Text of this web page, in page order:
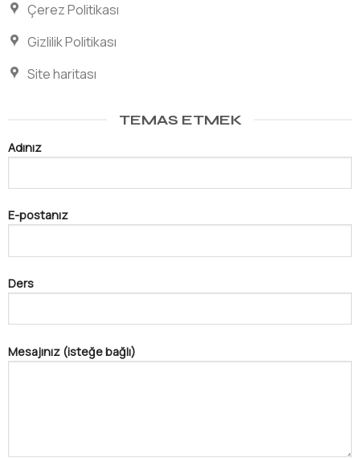
Çerez Politikası
Gizlilik Politikası
Site haritası
TEMAS ETMEK
Adınız
E-postanız
Ders
Mesajınız (isteğe bağlı)